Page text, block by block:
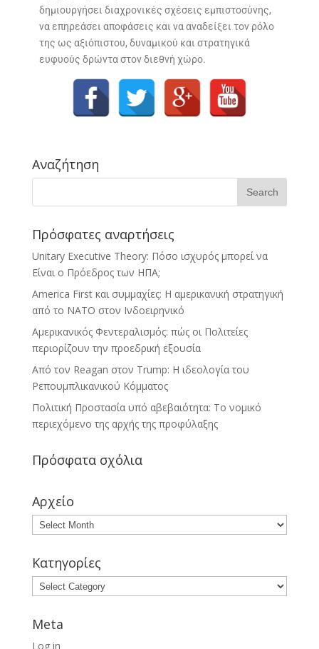
δημιουργήσει διαχρονικές σχέσεις εμπιστοσύνης,
να επηρεάσει αποφάσεις και να αναδείξει τον ρόλο
της ως αξιόπιστου, δυναμικού και στρατηγικά
ευφυούς δρώντα στον διεθνή χώρο.
Αναζήτηση
Πρόσφατες αναρτήσεις
Unitary Executive Theory: Πόσο ισχυρός μπορεί να
Είναι ο Πρόεδρος των ΗΠΑ;
America First και συμμαχίες: Η αμερικανική στρατηγική
από το ΝΑΤΟ στον Ινδοειρηνικό
Αμερικανικός Φεντεραλισμός: πώς οι Πολιτείες
περιορίζουν την προεδρική εξουσία
Από τον Reagan στον Trump: Η ιδεολογία του
Ρεπουμπλικανικού Κόμματος
Πολιτική Προστασία υπό αβεβαιότητα: Το νομικό
περιεχόμενο της αρχής της προφύλαξης
Πρόσφατα σχόλια
Αρχείο
Κατηγορίες
Meta
Log in